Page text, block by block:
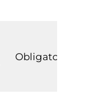
Obligatoria